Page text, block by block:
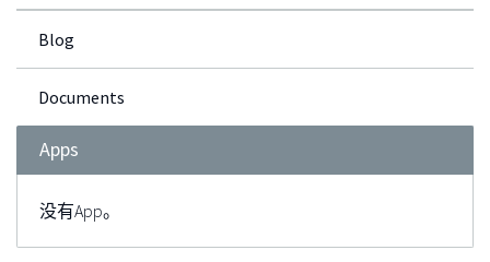
Blog
Documents
Apps
没有App。